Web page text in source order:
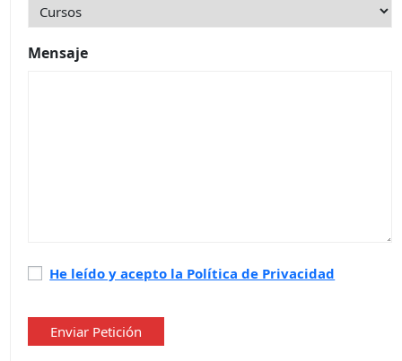
Mensaje
Política
privacidad*
He leído y acepto la Política de Privacidad
Enviar Petición